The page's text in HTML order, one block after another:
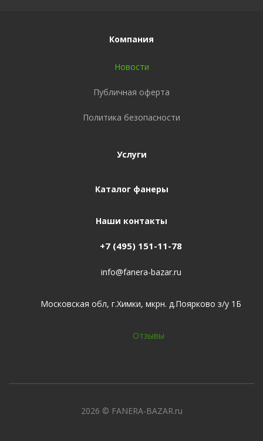
Компания
Новости
Публичная оферта
Политика безопасности
Услуги
Каталог фанеры
Наши контакты
+7 (495) 151-11-78
info@fanera-bazar.ru
Московская обл, г.Химки, мкрн. д.Поярково з/у 1Б
Отзывы
2026 © FANERA-BAZAR.ru